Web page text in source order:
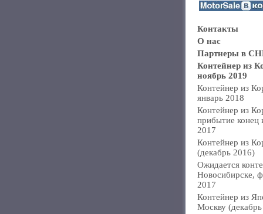
Контакты
О нас
Партнеры в
Контейнер из
ноябрь 2019
Контейнер из
январь 2018
Контейнер из
прибытие конец
2017
Контейнер из
(декабрь 2016)
Ожидается
Новосибирске,
2017
Контейнер из
Москву